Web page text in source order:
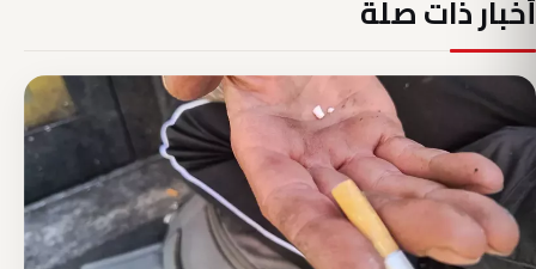
أخبار ذات صلة